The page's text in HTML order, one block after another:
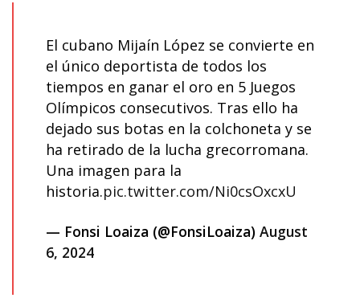
El cubano Mijaín López se convierte en
el único deportista de todos los
tiempos en ganar el oro en 5 Juegos
Olímpicos consecutivos. Tras ello ha
dejado sus botas en la colchoneta y se
ha retirado de la lucha grecorromana.
Una imagen para la
historia.pic.twitter.com/Ni0csOxcxU
— Fonsi Loaiza (@FonsiLoaiza) August
6, 2024